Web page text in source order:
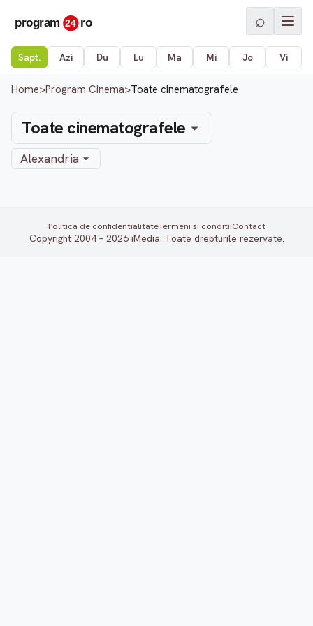
⌕
Sapt. Azi Du Lu Ma Mi Jo Vi
Home>Program Cinema>Toate cinematografele
Toate cinematografele
Alexandria
Politica de confidentialitateTermeni si conditiiContact
Copyright 2004 – 2026 iMedia. Toate drepturile rezervate.